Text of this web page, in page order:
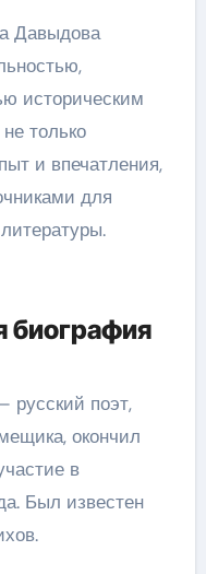
Давыдова
историческим
только
и впечатления,
для
биография
русский поэт,
окончил
в
Был известен